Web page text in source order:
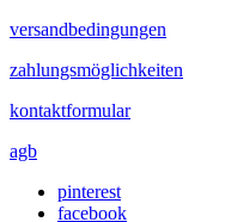
versandbedingungen
zahlungsmöglichkeiten
kontaktformular
agb
pinterest
facebook